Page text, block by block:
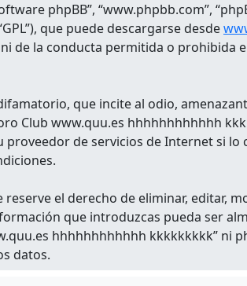
phpBB”, “www.phpbb.com”,
que puede descargarse desde
de la conducta permitida o prohibida
que incite al odio,
Club www.quu.es hhhhhhhhhhhh
de servicios de Internet si lo
el derecho de eliminar, editar,
que introduzcas pueda ser
hhhhhhhhhhhh kkkkkkkkk” ni
datos.